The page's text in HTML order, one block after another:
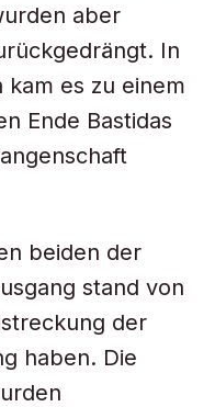
aber
In
kam es zu einem
Ende Bastidas
beiden der
stand von
der
haben. Die